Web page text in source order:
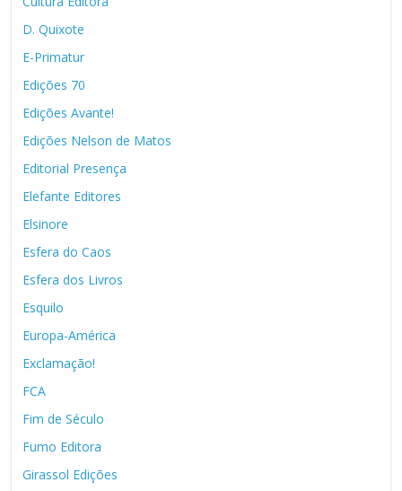
D. Quixote
E-Primatur
Edições 70
Edições Avante!
Edições Nelson de Matos
Editorial Presença
Elefante Editores
Elsinore
Esfera do Caos
Esfera dos Livros
Esquilo
Europa-América
Exclamação!
FCA
Fim de Século
Fumo Editora
Girassol Edições